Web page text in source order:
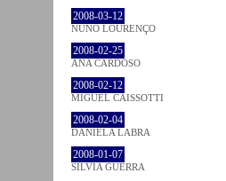
2008-03-12
NUNO LOURENÇO
2008-02-25
ANA CARDOSO
2008-02-12
MIGUEL CAISSOTTI
2008-02-04
DANIELA LABRA
2008-01-07
SÍLVIA GUERRA